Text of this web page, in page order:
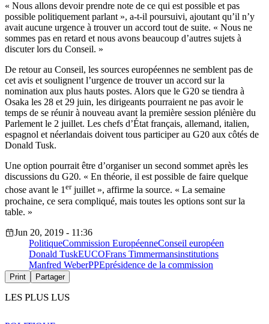
« Nous allons devoir prendre note de ce qui est possible et pas
possible politiquement parlant », a-t-il poursuivi, ajoutant qu’il n’y
avait aucune urgence à trouver un accord tout de suite. « Nous ne
sommes pas en retard et nous avons beaucoup d’autres sujets à
discuter lors du Conseil. »
De retour au Conseil, les sources européennes ne semblent pas de
cet avis et soulignent l’urgence de trouver un accord sur la
nomination aux plus hauts postes. Alors que le G20 se tiendra à
Osaka les 28 et 29 juin, les dirigeants pourraient ne pas avoir le
temps de se réunir à nouveau avant la première session plénière du
Parlement le 2 juillet. Les chefs d’État français, allemand, italien,
espagnol et néerlandais doivent tous participer au G20 aux côtés de
Donald Tusk.
Une option pourrait être d’organiser un second sommet après les
discussions du G20. « En théorie, il est possible de faire quelque
chose avant le 1erjuillet », affirme la source. « La semaine
prochaine, ce sera compliqué, mais toutes les options sont sur la
table. »
Jun 20, 2019 - 11:36
PolitiqueCommission EuropéenneConseil européen
Donald TuskEUCOFrans Timmermansinstitutions
Manfred WeberPPEprésidence de la commission
Print Partager
LES PLUS LUS